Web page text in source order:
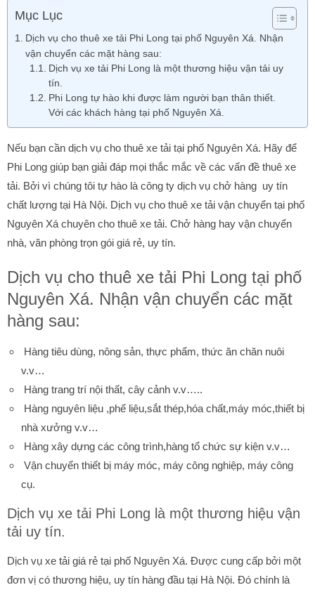
Mục Lục
Dịch vụ cho thuê xe tải Phi Long tại phố Nguyên Xá. Nhận
vận chuyển các mặt hàng sau:
Dịch vụ xe tải Phi Long là một thương hiệu vận tải uy
tín.
Phi Long tự hào khi được làm người bạn thân thiết.
Với các khách hàng tại phố Nguyên Xá.
Nếu bạn cần dịch vụ cho thuê xe tải tại phố Nguyên Xá. Hãy để
Phi Long giúp bạn giải đáp mọi thắc mắc về các vấn đề thuê xe
tải. Bởi vì chúng tôi tự hào là công ty dịch vụ chở hàng uy tín
chất lượng tại Hà Nội. Dịch vụ cho thuê xe tải vận chuyển tại phố
Nguyên Xá chuyên cho thuê xe tải. Chở hàng hay vận chuyển
nhà, văn phòng trọn gói giá rẻ, uy tín.
Dịch vụ cho thuê xe tải Phi Long tại phố
Nguyên Xá. Nhận vận chuyển các mặt
hàng sau:
Hàng tiêu dùng, nông sản, thực phẩm, thức ăn chăn nuôi
v.v…
Hàng trang trí nội thất, cây cảnh v.v…..
Hàng nguyên liệu ,phế liệu,sắt thép,hóa chất,máy móc,thiết bị
nhà xưởng v.v…
Hàng xây dựng các công trình,hàng tổ chức sự kiện v.v…
Vận chuyển thiết bị máy móc, máy công nghiệp, máy công
cụ.
Dịch vụ xe tải Phi Long là một thương hiệu vận
tải uy tín.
Dịch vụ xe tải giá rẻ tại phố Nguyên Xá. Được cung cấp bởi một
đơn vị có thương hiệu, uy tín hàng đầu tại Hà Nội. Đó chính là